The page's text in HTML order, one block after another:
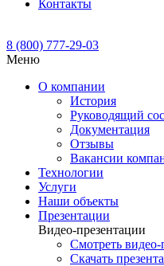
Контакты
8 (800) 777-29-03
Меню
О компании
История
Руководящий
Документация
Отзывы
Вакансии
Технологии
Услуги
Наши объекты
Презентации
Видео-презентации
Смотреть
Скачать